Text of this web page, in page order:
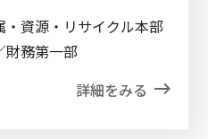
資源・リサイクル本部
財務第一部
詳細をみる